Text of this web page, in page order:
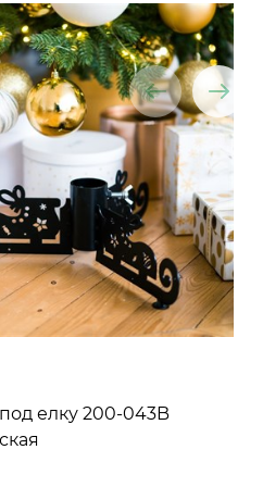
елку 200-043B